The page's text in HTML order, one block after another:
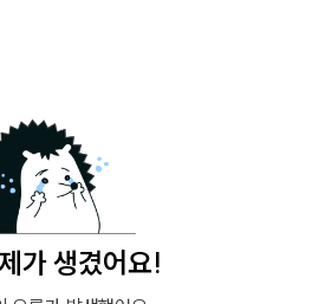
가 생겼어요!